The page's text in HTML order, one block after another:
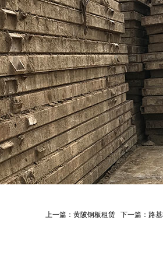
上一篇： 黄陂钢板租赁下一篇： 路